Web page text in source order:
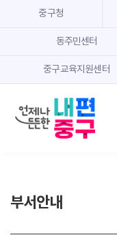
중구청
동주민센터
중구교육지원센터
부서안내